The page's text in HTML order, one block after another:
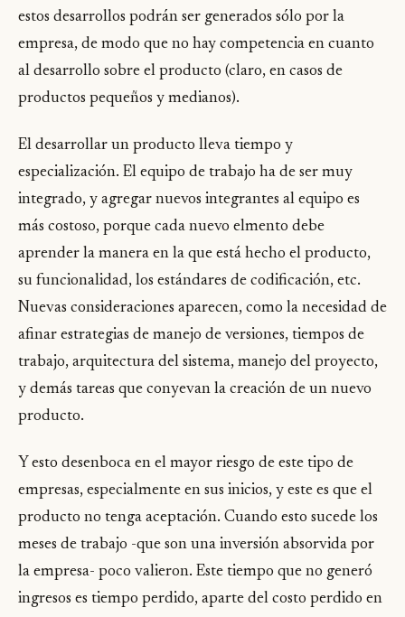
estos desarrollos podrán ser generados sólo por la
empresa, de modo que no hay competencia en cuanto
al desarrollo sobre el producto (claro, en casos de
productos pequeños y medianos).
El desarrollar un producto lleva tiempo y
especialización. El equipo de trabajo ha de ser muy
integrado, y agregar nuevos integrantes al equipo es
más costoso, porque cada nuevo elmento debe
aprender la manera en la que está hecho el producto,
su funcionalidad, los estándares de codificación, etc.
Nuevas consideraciones aparecen, como la necesidad de
afinar estrategias de manejo de versiones, tiempos de
trabajo, arquitectura del sistema, manejo del proyecto,
y demás tareas que conyevan la creación de un nuevo
producto.
Y esto desenboca en el mayor riesgo de este tipo de
empresas, especialmente en sus inicios, y este es que el
producto no tenga aceptación. Cuando esto sucede los
meses de trabajo -que son una inversión absorvida por
la empresa- poco valieron. Este tiempo que no generó
ingresos es tiempo perdido, aparte del costo perdido en